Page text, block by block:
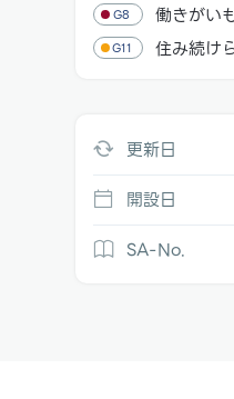
G8 働きがい
G11 住み続け
更新日
開設日
SA-No.